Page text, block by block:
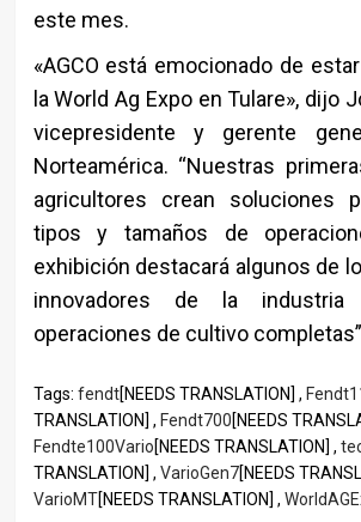
este mes.
«AGCO está emocionado de
la World Ag Expo en Tulare», dijo
vicepresidente y gerente
Norteamérica. “Nuestras
agricultores crean soluciones
tipos y tamaños de
exhibición destacará algunos de
innovadores de la industria
operaciones de cultivo
Tags: fendt[NEEDS TRANSLATION] ,
TRANSLATION] , Fendt700[NEEDS
Fendte100Vario[NEEDS TRANSLATION] ,
TRANSLATION] , VarioGen7[NEEDS
VarioMT[NEEDS TRANSLATION] ,